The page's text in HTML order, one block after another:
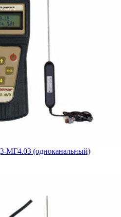
МГ4.03 (одноканальный)